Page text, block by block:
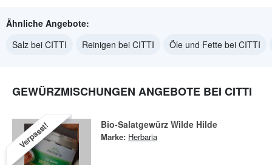
Ähnliche Angebote:
Salz bei CITTI
Reinigen bei CITTI Öle und Fette bei CITTI
GEWÜRZMISCHUNGEN ANGEBOTE BEI CITTI
Verpasst! Bio-Salatgewürz Wilde Hilde
Marke: Herbaria